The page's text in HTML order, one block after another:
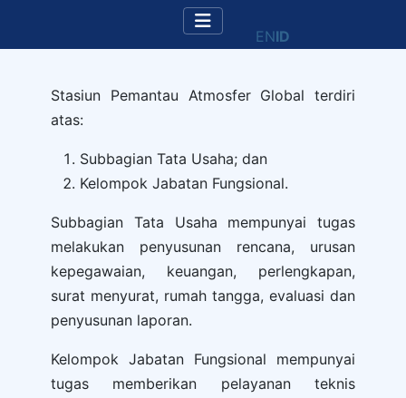
ENID
Stasiun Pemantau Atmosfer Global terdiri
atas:
Subbagian Tata Usaha; dan
Kelompok Jabatan Fungsional.
Subbagian Tata Usaha mempunyai tugas
melakukan penyusunan rencana, urusan
kepegawaian, keuangan, perlengkapan,
surat menyurat, rumah tangga, evaluasi dan
penyusunan laporan.
Kelompok Jabatan Fungsional mempunyai
tugas memberikan pelayanan teknis